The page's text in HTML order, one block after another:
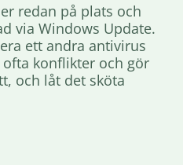
redan på plats och
via Windows Update.
ett andra antivirus
konflikter och gör
och låt det sköta